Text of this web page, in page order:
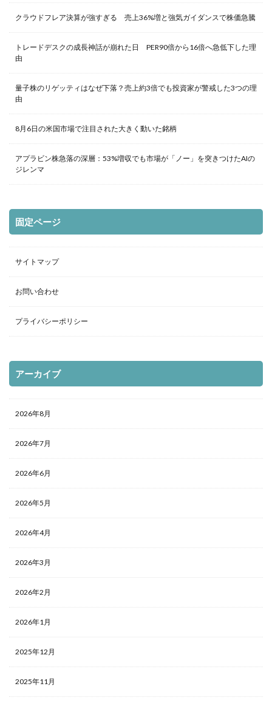
クラウドフレア決算が強すぎる 売上36%増と強気ガイダンスで株価急騰
トレードデスクの成長神話が崩れた日 PER90倍から16倍へ急低下した理
由
量子株のリゲッティはなぜ下落？売上約3倍でも投資家が警戒した3つの理
由
8月6日の米国市場で注目された大きく動いた銘柄
アプラビン株急落の深層：53%増収でも市場が「ノー」を突きつけたAIの
ジレンマ
固定ページ
サイトマップ
お問い合わせ
プライバシーポリシー
アーカイブ
2026年8月
2026年7月
2026年6月
2026年5月
2026年4月
2026年3月
2026年2月
2026年1月
2025年12月
2025年11月